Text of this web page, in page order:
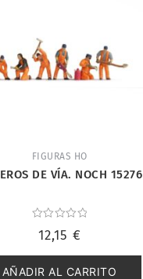
FIGURAS HO
DE VÍA. NOCH 15276
con
de
5
12,15 €
AÑADIR AL CARRITO